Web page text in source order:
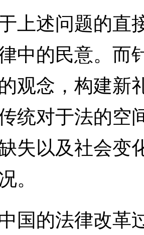
述问题的直
中的民意。而
观念，构建新
统对于法的空
失以及社会变
。
的法律改革